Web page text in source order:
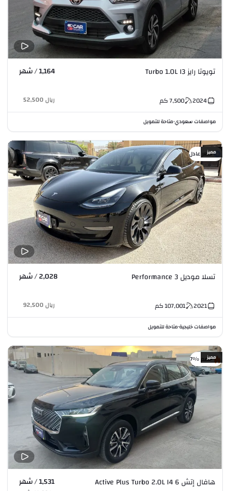
تويوتا رايز Turbo 1.0L I3 1,164 / شهر
2024
7,500كم ريال 52,500
مواصفات سعودي•متاحة للتمويل
سعر عادلمميز
تسلا موديل 3 Performance 2,028 / شهر
2021
107,001كم ريال 92,500
مواصفات خليجية•متاحة للتمويل
خصم %7مميز
هافال إتش 6 Active Plus Turbo 2.0L I4 1,531 / شهر